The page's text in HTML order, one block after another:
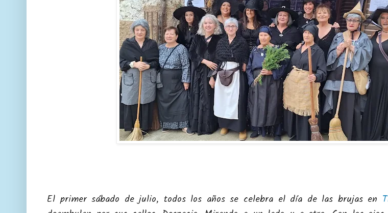
El primer sábado de julio, todos los años se celebra el día de las brujas en